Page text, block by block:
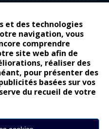
et des technologies
navigation, vous
comprendre
site web afin de
réaliser des
pour présenter des
basées sur vos
du recueil de votre
pour Citroën
légende
: pour les gens vrais
attraction de la légèreté